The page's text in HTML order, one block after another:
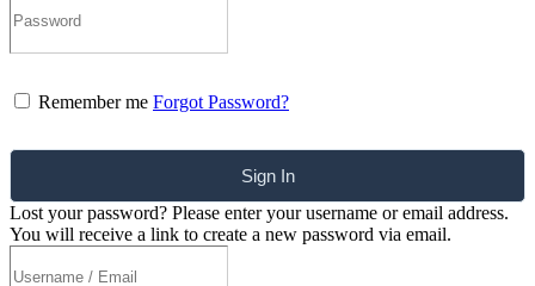
Remember me Forgot Password?
Sign In
Lost your password? Please enter your username or email address.
You will receive a link to create a new password via email.